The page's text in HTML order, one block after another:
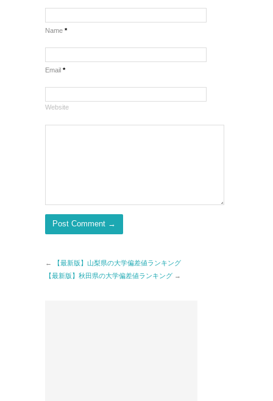
Name *
Email *
Website
←
【最新版】山梨県の大学偏差値ランキング
【最新版】秋田県の大学偏差値ランキング →